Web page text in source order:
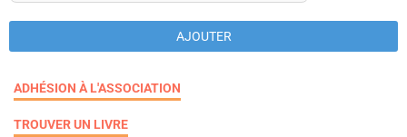
AJOUTER
ADHÉSION À L'ASSOCIATION
TROUVER UN LIVRE